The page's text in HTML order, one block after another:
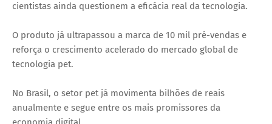
cientistas ainda questionem a eficácia real da tecnologia.
O produto já ultrapassou a marca de 10 mil pré-vendas e
reforça o crescimento acelerado do mercado global de
tecnologia pet.
No Brasil, o setor pet já movimenta bilhões de reais
anualmente e segue entre os mais promissores da